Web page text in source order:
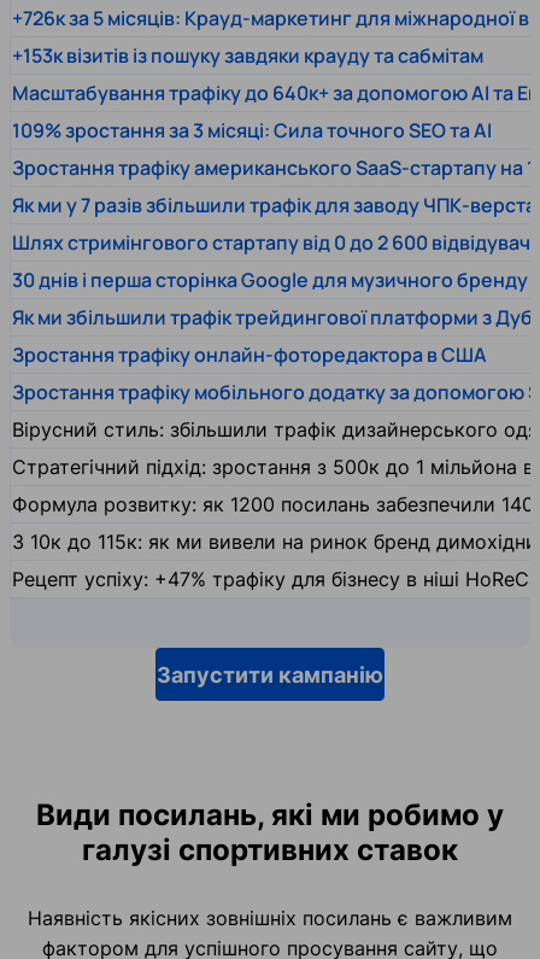
+726к за 5 місяців: Крауд-маркетинг для міжнародної
+153к візитів із пошуку завдяки крауду та сабмітам
Масштабування трафіку до 640к+ за допомогою AI та
109% зростання за 3 місяці: Сила точного SEO та AI
Зростання трафіку американського SaaS-стартапу на
Як ми у 7 разів збільшили трафік для заводу ЧПК-
Шлях стримінгового стартапу від 0 до 2 600
30 днів і перша сторінка Google для музичного бренду
Як ми збільшили трафік трейдингової платформи з
Зростання трафіку онлайн-фоторедактора в США
Зростання трафіку мобільного додатку за допомогою
Вірусний стиль: збільшили трафік дизайнерського
Стратегічний підхід: зростання з 500к до 1 мільйона
Формула розвитку: як 1200 посилань забезпечили
З 10к до 115к: як ми вивели на ринок бренд
Рецепт успіху: +47% трафіку для бізнесу в ніші HoReCa
Запустити кампанію
Види посилань, які ми робимо у
галузі спортивних ставок
Наявність якісних зовнішніх посилань є важливим
фактором для успішного просування сайту, що